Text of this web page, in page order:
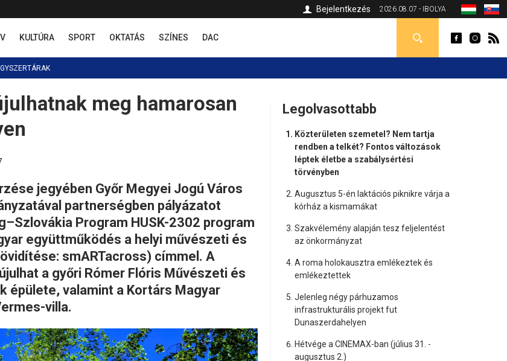
2026.08.07 - IBOLYA
Bejelentkezés
KULTÚRA SPORT OKTATÁS SZÍNES DAC
meg hamarosan
jegyében Győr Megyei Jogú Város
partnerségben pályázatot
Program HUSK-2302 program
együttműködés a helyi művészeti és
smARTacross) címmel. A
a győri Rómer Flóris Művészeti és
épülete, valamint a Kortárs Magyar
villa.
Legolvasottabb
Közterületen szemetel? Nem tartja
rendben a telkét? Fontos változások
léptek életbe a szabálysértési
törvényben
Augusztus 5-én laktációs piknikre várja a
kórház a kismamákat
Szakvélemény alapján tesz feljelentést
az önkormányzat
A roma holokausztra emlékeztek és
emlékeztettek
Jelenleg négy párhuzamos
infrastrukturális projekt fut
Dunaszerdahelyen
Hétvége a CINEMAX-ban (július 31. -
augusztus 2.)